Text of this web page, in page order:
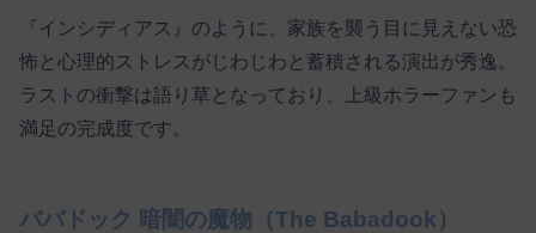
『インシディアス』のように、家族を襲う目に見えない恐
怖と心理的ストレスがじわじわと蓄積される演出が秀逸。
ラストの衝撃は語り草となっており、上級ホラーファンも
満足の完成度です。
ババドック 暗闇の魔物（The Babadook）